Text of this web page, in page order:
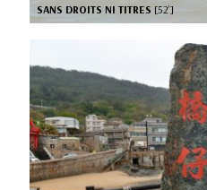
SANS DROITS NI TITRES [52’]